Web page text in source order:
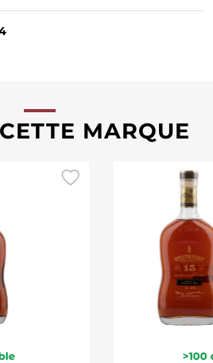
MARQUE
>100